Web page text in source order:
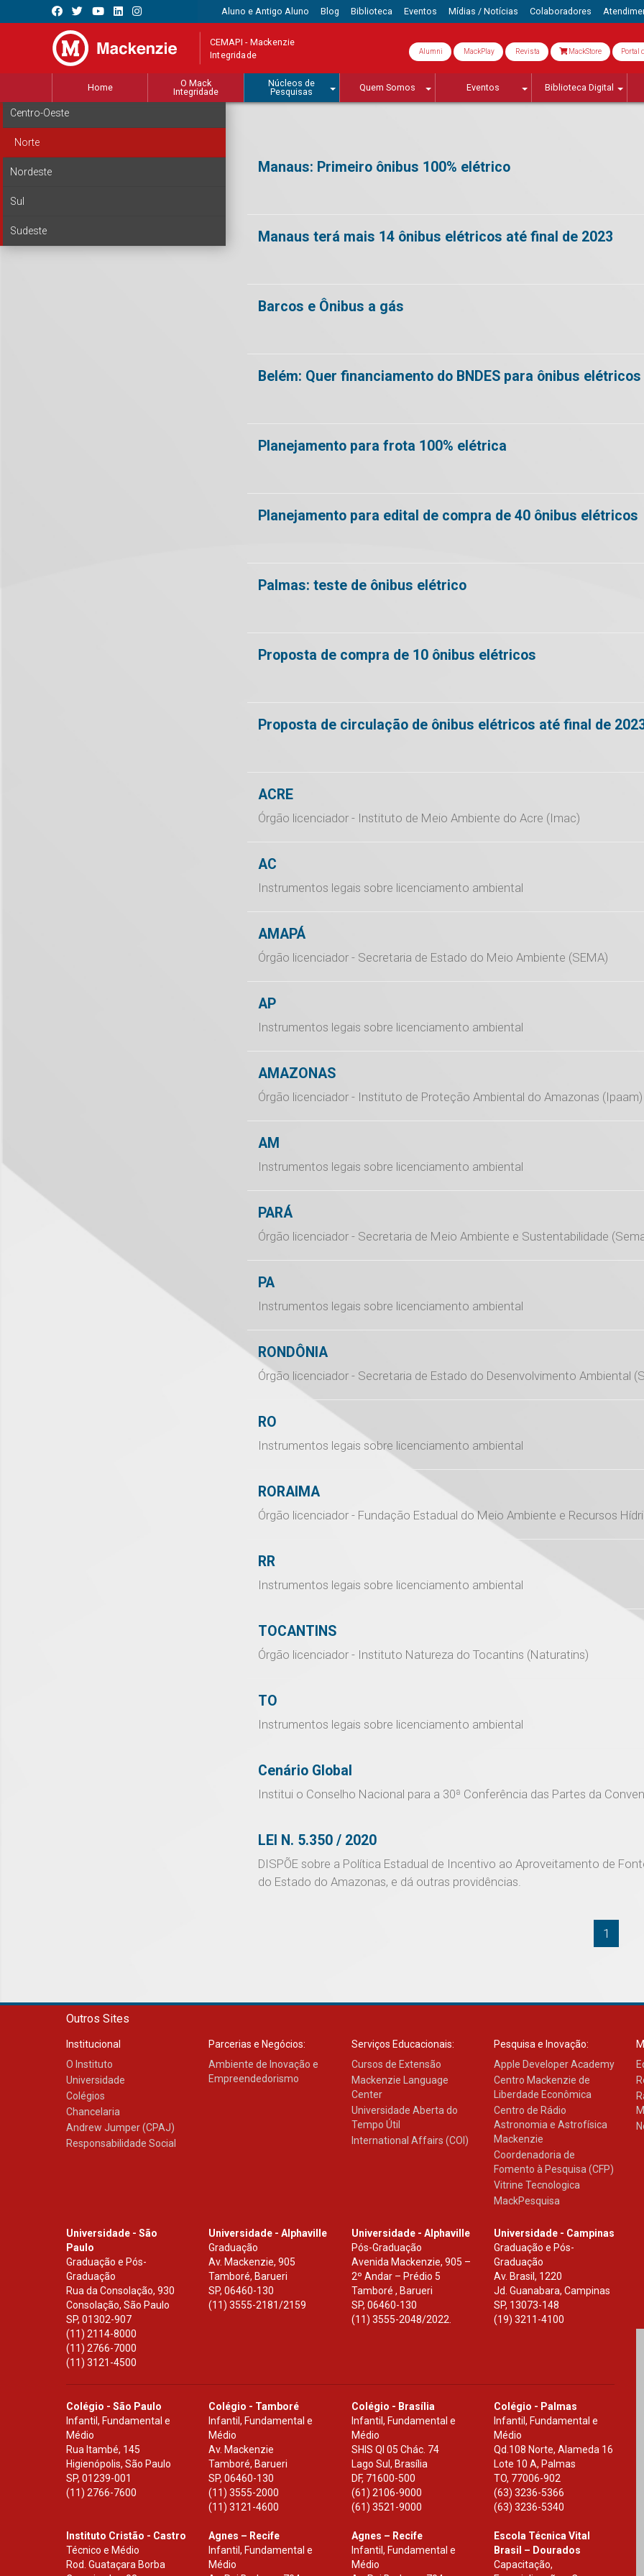
Aluno e Antigo Aluno Blog Biblioteca Eventos Mídias / Notícias Colaboradores
CEMAPI - Mackenzie
Integridade Alumni MackPlay Revista MackStore Portal
Home
O Mack
Integridade
Núcleos de
Pesquisas
Quem Somos Eventos Biblioteca Digital
Centro-Oeste
Norte
Nordeste
Sul
Sudeste
Manaus: Primeiro ônibus 100% elétrico
Manaus terá mais 14 ônibus elétricos até final de 2023
Barcos e Ônibus a gás
Belém: Quer financiamento do BNDES para ônibus elétricos
Planejamento para frota 100% elétrica
Planejamento para edital de compra de 40 ônibus elétricos
Palmas: teste de ônibus elétrico
Proposta de compra de 10 ônibus elétricos
Proposta de circulação de ônibus elétricos até final de
ACRE
Órgão licenciador - Instituto de Meio Ambiente do Acre (Imac)
AC
Instrumentos legais sobre licenciamento ambiental
AMAPÁ
Órgão licenciador - Secretaria de Estado do Meio Ambiente (SEMA)
AP
Instrumentos legais sobre licenciamento ambiental
AMAZONAS
Órgão licenciador - Instituto de Proteção Ambiental do Amazonas (Ipaam)
AM
Instrumentos legais sobre licenciamento ambiental
PARÁ
Órgão licenciador - Secretaria de Meio Ambiente e Sustentabilidade
PA
Instrumentos legais sobre licenciamento ambiental
RONDÔNIA
Órgão licenciador - Secretaria de Estado do Desenvolvimento Ambiental
RO
Instrumentos legais sobre licenciamento ambiental
RORAIMA
Órgão licenciador - Fundação Estadual do Meio Ambiente e Recursos
RR
Instrumentos legais sobre licenciamento ambiental
TOCANTINS
Órgão licenciador - Instituto Natureza do Tocantins (Naturatins)
TO
Instrumentos legais sobre licenciamento ambiental
Cenário Global
Institui o Conselho Nacional para a 30ª Conferência das Partes da
LEI N. 5.350 / 2020
DISPÕE sobre a Política Estadual de Incentivo ao Aproveitamento de
do Estado do Amazonas, e dá outras providências.
1
Outros Sites
Institucional
O Instituto
Universidade
Colégios
Chancelaria
Andrew Jumper (CPAJ)
Responsabilidade Social
Parcerias e Negócios:
Ambiente de Inovação e
Empreendedorismo
Serviços Educacionais:
Cursos de Extensão
Mackenzie Language
Center
Universidade Aberta do
Tempo Útil
International Affairs (COI)
Pesquisa e Inovação:
Apple Developer Academy
Centro Mackenzie de
Liberdade Econômica
Centro de Rádio
Astronomia e Astrofísica
Mackenzie
Coordenadoria de
Fomento à Pesquisa (CFP)
Vitrine Tecnologica
MackPesquisa
Universidade - São
Paulo
Graduação e Pós-
Graduação
Rua da Consolação, 930
Consolação, São Paulo
SP, 01302-907
(11) 2114-8000
(11) 2766-7000
(11) 3121-4500
Universidade - Alphaville
Graduação
Av. Mackenzie, 905
Tamboré, Barueri
SP,06460-130
(11) 3555-2181/2159
Universidade - Alphaville
Pós-Graduação
Avenida Mackenzie, 905 –
2º Andar – Prédio 5
Tamboré , Barueri
SP, 06460-130
(11) 3555-2048/2022.
Universidade - Campinas
Graduação e Pós-
Graduação
Av. Brasil, 1220
Jd. Guanabara, Campinas
SP, 13073-148
(19) 3211-4100
Colégio - São Paulo
Infantil, Fundamental e
Médio
Rua Itambé, 145
Higienópolis, São Paulo
SP, 01239-001
(11) 2766-7600
Colégio - Tamboré
Infantil, Fundamental e
Médio
Av. Mackenzie
Tamboré, Barueri
SP,06460-130
(11) 3555-2000
(11) 3121-4600
Colégio - Brasília
Infantil, Fundamental e
Médio
SHIS Ql 05 Chác. 74
Lago Sul, Brasília
DF, 71600-500
(61) 2106-9000
(61) 3521-9000
Colégio - Palmas
Infantil, Fundamental e
Médio
Qd.108 Norte, Alameda 16
Lote 10 A, Palmas
TO, 77006-902
(63) 3236-5366
(63) 3236-5340
Instituto Cristão - Castro
Técnico e Médio
Rod. Guataçara Borba
Agnes – Recife
Infantil, Fundamental e
Médio
Agnes – Recife
Infantil, Fundamental e
Médio
Escola Técnica Vital
Brasil – Dourados
Capacitação,